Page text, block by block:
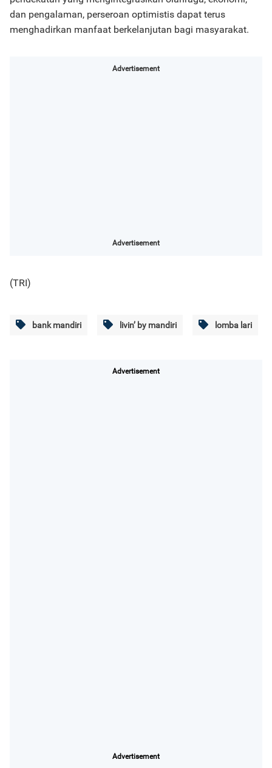
dan pengalaman, perseroan optimistis dapat terus
menghadirkan manfaat berkelanjutan bagi masyarakat.
Advertisement
Advertisement
(TRI)
bank mandiri livin’ by mandiri lomba lari
Advertisement
Advertisement